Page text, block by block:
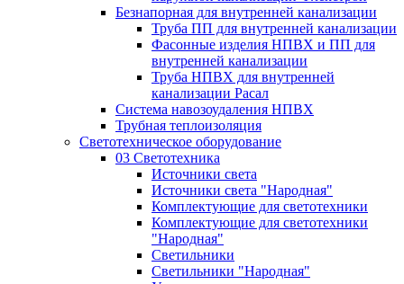
Безнапорная для внутренней канализации
Труба ПП для внутренней канализации
Фасонные изделия НПВХ и ПП для
внутренней канализации
Труба НПВХ для внутренней
канализации Расал
Система навозоудаления НПВХ
Трубная теплоизоляция
Светотехническое оборудование
03 Светотехника
Источники света
Источники света "Народная"
Комплектующие для светотехники
Комплектующие для светотехники
"Народная"
Светильники
Светильники "Народная"